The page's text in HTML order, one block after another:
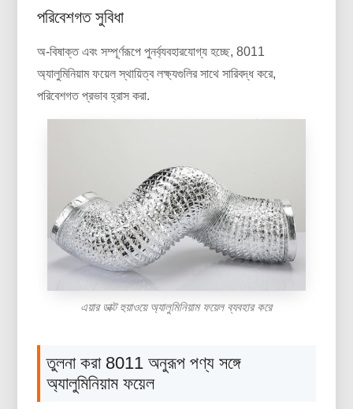
পরিবেশগত সুবিধা
অ-বিষাক্ত এবং সম্পূর্ণরূপে পুনর্ব্যবহারযোগ্য হচ্ছে, 8011
অ্যালুমিনিয়াম ফয়েল স্থায়িত্ব লক্ষ্যগুলির সাথে সারিবদ্ধ করে,
পরিবেশগত প্রভাব হ্রাস করা.
এয়ার ডাক্ট হুয়াওয়ে অ্যালুমিনিয়াম ফয়েল ব্যবহার করে
তুলনা করা 8011 অনুরূপ পণ্য সঙ্গে
অ্যালুমিনিয়াম ফয়েল